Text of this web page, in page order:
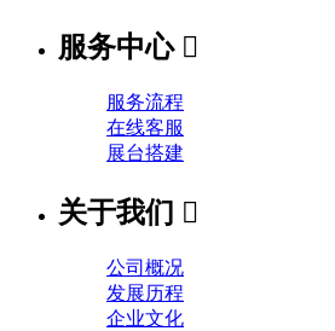
服务中心 
服务流程
在线客服
展台搭建
关于我们 
公司概况
发展历程
企业文化